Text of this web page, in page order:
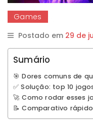
Games
Postado em 29 de
Sumário
🎯 Dores comuns de
✅ Solução: top 10
🚀 Como rodar esses
📝 Comparativo